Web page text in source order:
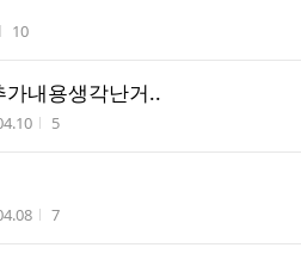
조회수
10
내용생각난거..
간 조회수
5
간 조회수
7